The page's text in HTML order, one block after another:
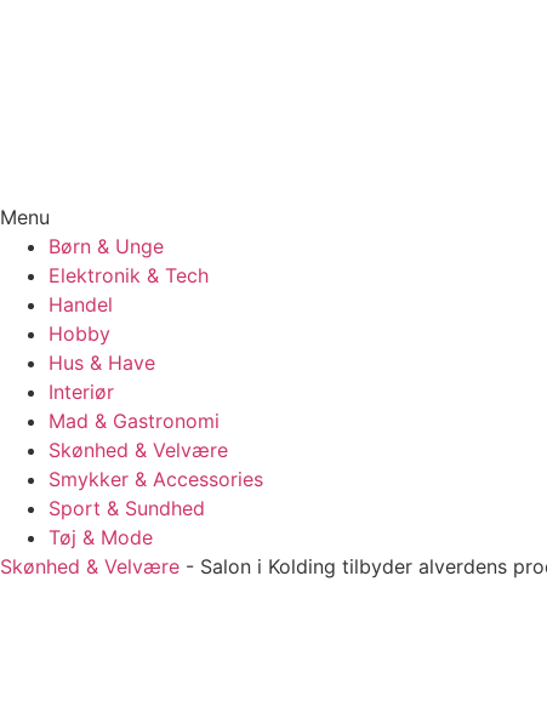
Menu
Børn & Unge
Elektronik & Tech
Handel
Hobby
Hus & Have
Interiør
Mad & Gastronomi
Skønhed & Velvære
Smykker & Accessories
Sport & Sundhed
Tøj & Mode
Skønhed & Velvære - Salon i Kolding tilbyder alverdens